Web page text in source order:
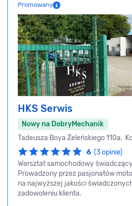
Promowany
HKS Serwis
Nowy na DobryMechanik
Tadeusza Boya Żeleńskiego 110a,
6 (3 opinie)
Warsztat samochodowy
Prowadzony przez pasjonatów
na najwyższej jakości
zadowoleniu klienta.